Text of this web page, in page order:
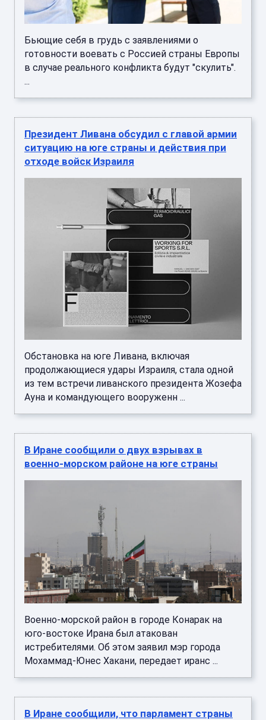
Бьющие себя в грудь с заявлениями о
готовности воевать с Россией страны Европы
в случае реального конфликта будут "скулить".
...
Президент Ливана обсудил с главой армии
ситуацию на юге страны и действия при
отходе войск Израиля
Обстановка на юге Ливана, включая
продолжающиеся удары Израиля, стала одной
из тем встречи ливанского президента Жозефа
Ауна и командующего вооруженн ...
В Иране сообщили о двух взрывах в
военно-морском районе на юге страны
Военно-морской район в городе Конарак на
юго-востоке Ирана был атакован
истребителями. Об этом заявил мэр города
Мохаммад-Юнес Хакани, передает иранс ...
В Иране сообщили, что парламент страны